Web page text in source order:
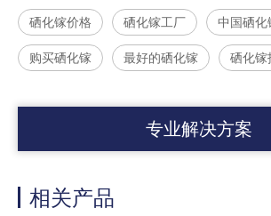
硒化镓价格 硒化镓工厂 中国硒化
购买硒化镓 最好的硒化镓 硒化镓
专业解决方案
相关产品